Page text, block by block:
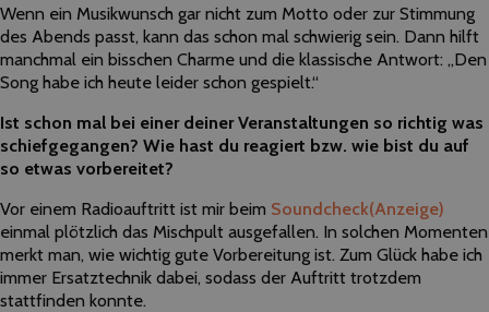
Wenn ein Musikwunsch gar nicht zum Motto oder zur Stimmung
des Abends passt, kann das schon mal schwierig sein. Dann hilft
manchmal ein bisschen Charme und die klassische Antwort: „Den
Song habe ich heute leider schon gespielt.“
Ist schon mal bei einer deiner Veranstaltungen so richtig was
schiefgegangen? Wie hast du reagiert bzw. wie bist du auf
so etwas vorbereitet?
Vor einem Radioauftritt ist mir beim Soundcheck(Anzeige)
einmal plötzlich das Mischpult ausgefallen. In solchen Momenten
merkt man, wie wichtig gute Vorbereitung ist. Zum Glück habe ich
immer Ersatztechnik dabei, sodass der Auftritt trotzdem
stattfinden konnte.